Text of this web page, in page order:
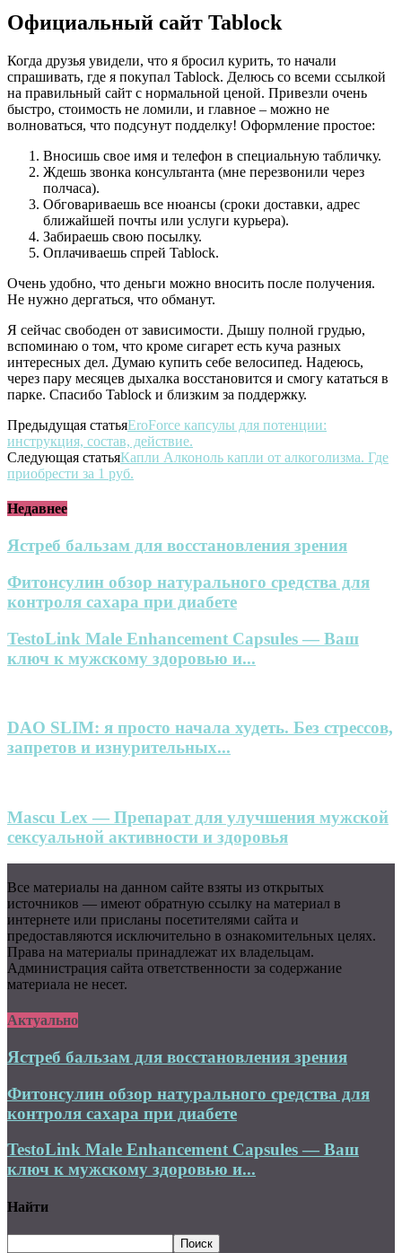
Официальный сайт Tablock
Когда друзья увидели, что я бросил курить, то начали
спрашивать, где я покупал Tablock. Делюсь со всеми ссылкой
на правильный сайт с нормальной ценой. Привезли очень
быстро, стоимость не ломили, и главное – можно не
волноваться, что подсунут подделку! Оформление простое:
Вносишь свое имя и телефон в специальную табличку.
Ждешь звонка консультанта (мне перезвонили через
полчаса).
Обговариваешь все нюансы (сроки доставки, адрес
ближайшей почты или услуги курьера).
Забираешь свою посылку.
Оплачиваешь спрей Tablock.
Очень удобно, что деньги можно вносить после получения.
Не нужно дергаться, что обманут.
Я сейчас свободен от зависимости. Дышу полной грудью,
вспоминаю о том, что кроме сигарет есть куча разных
интересных дел. Думаю купить себе велосипед. Надеюсь,
через пару месяцев дыхалка восстановится и смогу кататься в
парке. Спасибо Tablock и близким за поддержку.
Предыдущая статьяEroForce капсулы для потенции:
инструкция, состав, действие.
Следующая статьяКапли Алконоль капли от алкоголизма. Где
приобрести за 1 руб.
Недавнее
Ястреб бальзам для восстановления зрения
Фитонсулин обзор натурального средства для
контроля сахара при диабете
TestoLink Male Enhancement Capsules — Ваш
ключ к мужскому здоровью и...
DAO SLIM: я просто начала худеть. Без стрессов,
запретов и изнурительных...
Mascu Lex — Препарат для улучшения мужской
сексуальной активности и здоровья
Все материалы на данном сайте взяты из открытых
источников — имеют обратную ссылку на материал в
интернете или присланы посетителями сайта и
предоставляются исключительно в ознакомительных целях.
Права на материалы принадлежат их владельцам.
Администрация сайта ответственности за содержание
материала не несет.
Актуально
Ястреб бальзам для восстановления зрения
Фитонсулин обзор натурального средства для
контроля сахара при диабете
TestoLink Male Enhancement Capsules — Ваш
ключ к мужскому здоровью и...
Найти